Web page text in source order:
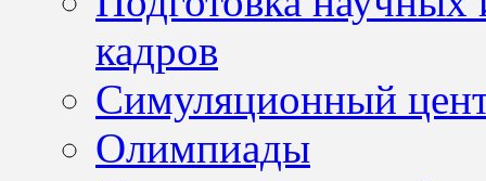
кадров
Симуляционный
Олимпиады